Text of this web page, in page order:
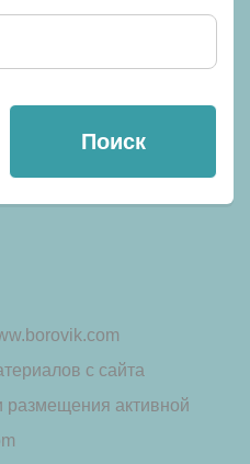
с сайта
размещения активной